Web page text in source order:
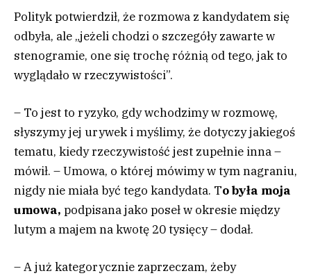
Polityk potwierdził, że rozmowa z kandydatem się
odbyła, ale „jeżeli chodzi o szczegóły zawarte w
stenogramie, one się trochę różnią od tego, jak to
wyglądało w rzeczywistości”.
– To jest to ryzyko, gdy wchodzimy w rozmowę,
słyszymy jej urywek i myślimy, że dotyczy jakiegoś
tematu, kiedy rzeczywistość jest zupełnie inna –
mówił. – Umowa, o której mówimy w tym nagraniu,
nigdy nie miała być tego kandydata. To była moja
umowa, podpisana jako poseł w okresie między
lutym a majem na kwotę 20 tysięcy – dodał.
– A już kategorycznie zaprzeczam, żeby